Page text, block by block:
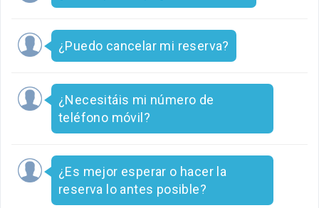
¿Puedo cancelar mi reserva?
¿Necesitáis mi número de
teléfono móvil?
¿Es mejor esperar o hacer la
reserva lo antes posible?